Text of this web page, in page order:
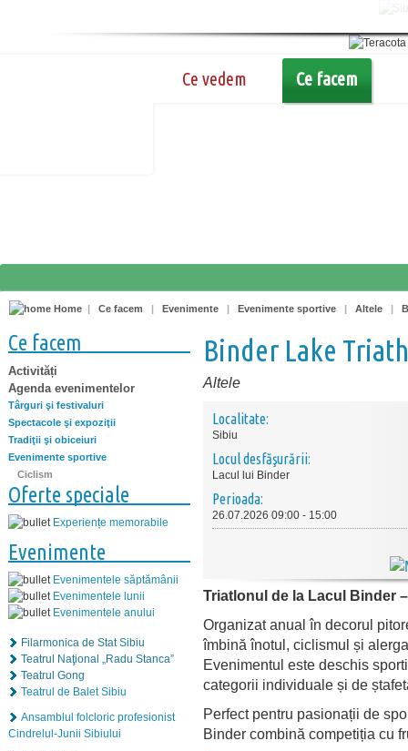
Ce vedem Ce facem
Home | Ce facem | Evenimente | Evenimente sportive | Altele |
Ce facem
Activități
Agenda evenimentelor
Târguri şi festivaluri
Spectacole şi expoziţii
Tradiţii şi obiceiuri
Evenimente sportive
Ciclism
Oferte speciale
Experiențe memorabile
Evenimente
Evenimentele săptămânii
Evenimentele lunii
Evenimentele anului
Filarmonica de Stat Sibiu
Teatrul Naţional „Radu Stanca”
Teatrul Gong
Teatrul de Balet Sibiu
Ansamblul folcloric profesionist
Cindrelul-Junii Sibiului
Binder Lake
Altele
Localitate:
Sibiu
Locul desfăşurării:
Lacul lui Binder
Perioada:
26.07.2026 09:00 - 15:00
Triatlonul de la Lacul Binder
Organizat anual în decorul
îmbină înotul, ciclismul și
Evenimentul este deschis
categorii individuale și de
Perfect pentru pasionații de
Binder combină competiția cu